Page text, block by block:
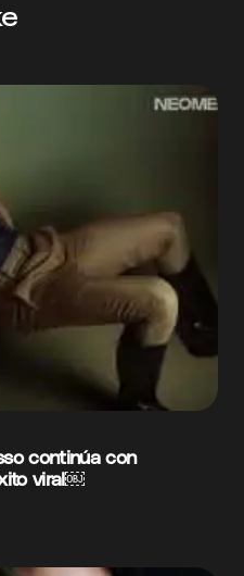
continúa con
viral￼